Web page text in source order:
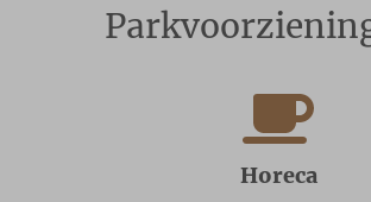
Horeca